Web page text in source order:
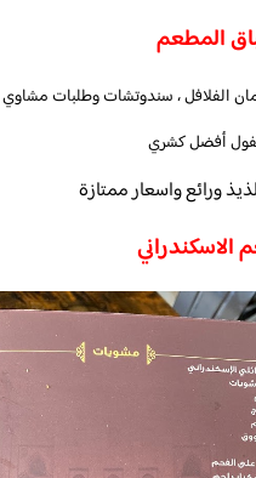
المطعم
الفلافل ، سندوتشات وطلبات
أفضل كشري
ورائع واسعار ممتازة